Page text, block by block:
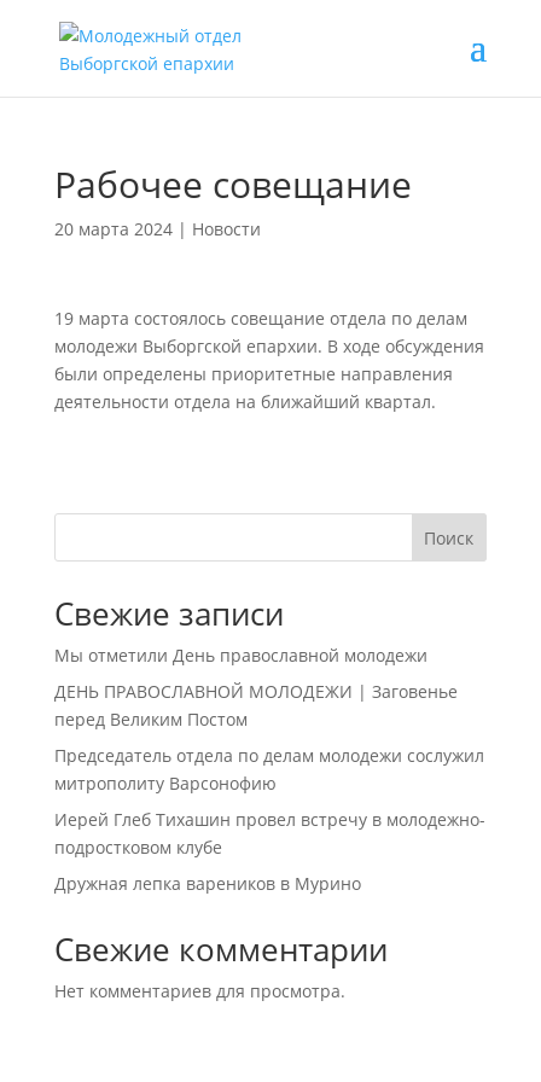
Рабочее совещание
20 марта 2024| Новости
19 марта состоялось совещание отдела по делам
молодежи Выборгской епархии. В ходе обсуждения
были определены приоритетные направления
деятельности отдела на ближайший квартал.
Поиск
Свежие записи
Мы отметили День православной молодежи
ДЕНЬ ПРАВОСЛАВНОЙ МОЛОДЕЖИ | Заговенье
перед Великим Постом
Председатель отдела по делам молодежи сослужил
митрополиту Варсонофию
Иерей Глеб Тихашин провел встречу в молодежно-
подростковом клубе
Дружная лепка вареников в Мурино
Свежие комментарии
Нет комментариев для просмотра.